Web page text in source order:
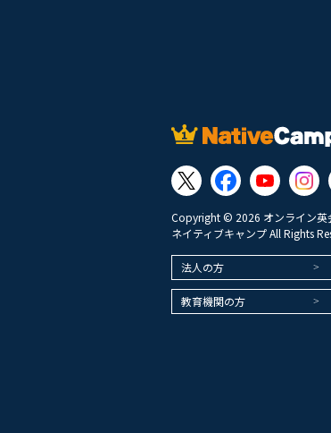
Copyright © 2026 オンライン英
ネイティブキャンプ All Rights
法人の方
教育機関の方